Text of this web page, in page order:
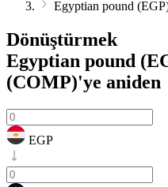
Egyptian pound
Dönüştürmek
Egyptian pound
(COMP)'ye aniden
EGP